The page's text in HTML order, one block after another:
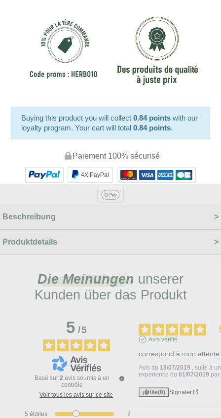
Buying this product you will collect0.84 points with our
loyalty program. Your cart will total0.84 points.
Paiement 100% sécurisé
4X PayPal
Beschreibung
Produktdetails
Die Meinungen unserer
Kunden über das Produkt
5/5
Basé sur 2 avis soumis à un
contrôle
Voir tous les avis sur ce site
5 étoiles
2
Avis vérifié
correspond à mon attente
Avis du 18/07/2019
, suite à
expérience du01/07/2019 par
Utile(0) Signaler